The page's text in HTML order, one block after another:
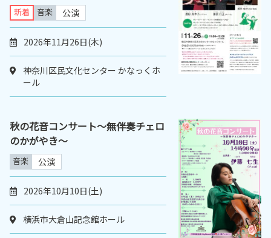
新着 音楽 公演
2026年11月26日(木)
神奈川区民文化センター かなっくホ
ール
秋の花音コンサート～無伴奏チェロ
のかがやき～
音楽 公演
2026年10月10日(土)
横浜市大倉山記念館ホール